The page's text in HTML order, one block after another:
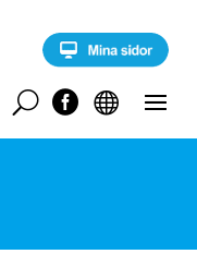


U